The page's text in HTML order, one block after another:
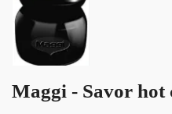
Maggi - Savor hot